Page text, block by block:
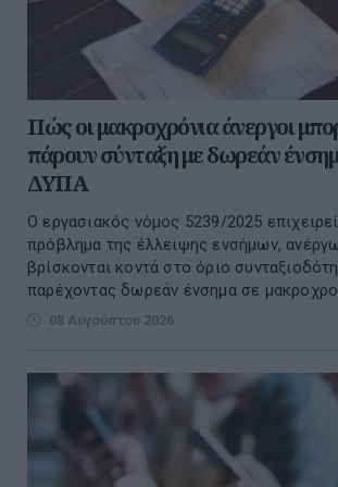
Πώς οι μακροχρόνια άνεργοι
πάρουν σύνταξη με δωρεάν
ΔΥΠΑ
Ο εργασιακός νόμος 5239/2025
πρόβλημα της έλλειψης ενσήμων,
βρίσκονται κοντά στο όριο
παρέχοντας δωρεάν ένσημα σε
08 Αυγούστου 2026